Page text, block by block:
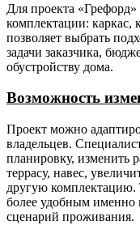
Дверь
входная.
-
(наружные
стены,
несущие).
Утепление
пола,
потолка
-
Для проекта
комплектации: каркас,
позволяет выбрать
задачи заказчика,
обустройству дома.
Возможность
Проект можно
владельцев.
планировку, изменить
террасу, навес,
другую комплектацию.
более удобным именно
сценарий проживания.